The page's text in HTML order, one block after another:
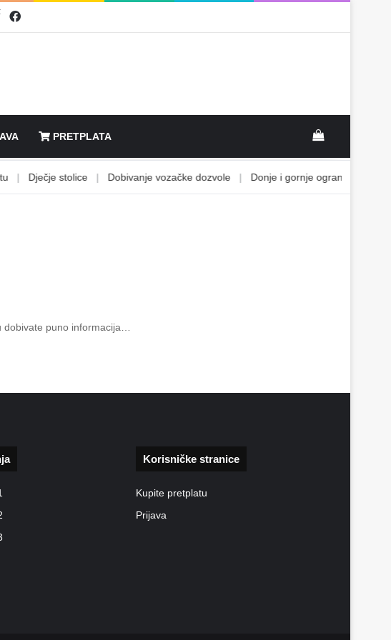
Facebook
PRETPLATA View your
| Dječje stolice | Dobivanje vozačke dozvole | Donje i gornje ograničenje
puno informacija…
Korisničke stranice
Kupite pretplatu
Prijava